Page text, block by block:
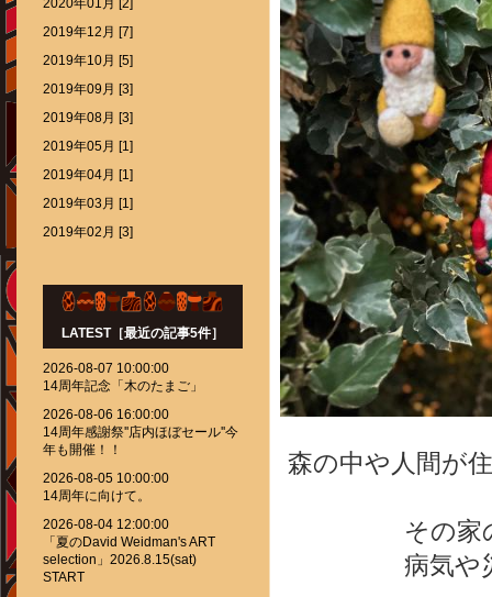
森の中や人間が
その家
病気や
2020年01月 [2]
2019年12月 [7]
2019年10月 [5]
2019年09月 [3]
2019年08月 [3]
2019年05月 [1]
2019年04月 [1]
2019年03月 [1]
2019年02月 [3]
LATEST［最近の記事5件］
2026-08-07 10:00:00
14周年記念「木のたまご」
2026-08-06 16:00:00
14周年感謝祭''店内ほぼセール''今
年も開催！！
2026-08-05 10:00:00
14周年に向けて。
2026-08-04 12:00:00
「夏のDavid Weidman's ART
selection」2026.8.15(sat)
START